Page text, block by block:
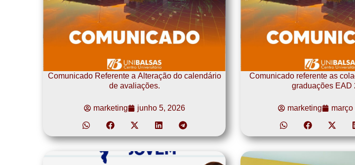
Comunicado Referente a Alteração do calendário
de avaliações.
marketing junho 5, 2026
Comunicado referente as
graduações EAD
marketing